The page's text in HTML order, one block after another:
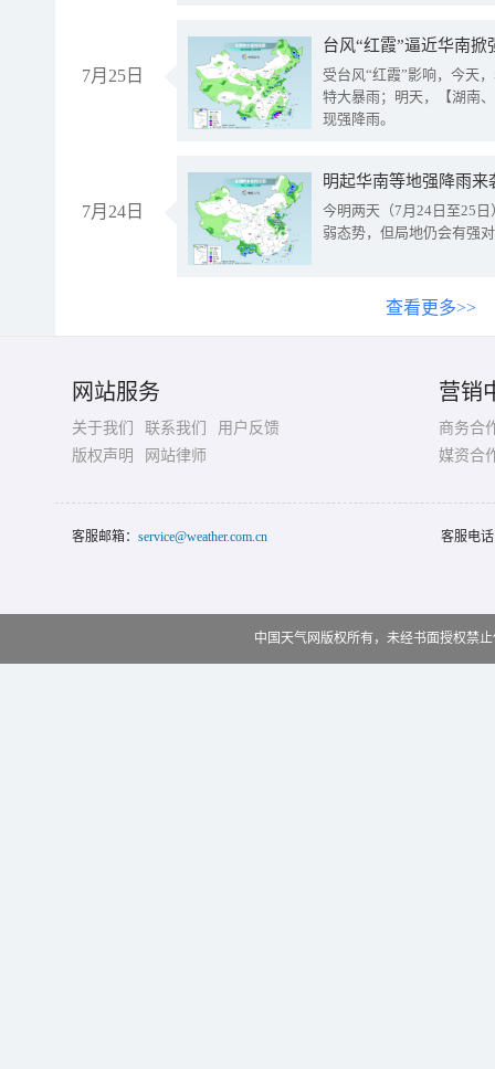
7月25日
台风“红霞”逼近华南
受台风“红霞”影响，今天
特大暴雨；明天，【湖南
现强降雨。
7月24日
明起华南等地强降雨
今明两天（7月24日至25
弱态势，但局地仍会有强
查看更多>>
网站服务
关于我们 联系我们
用户反馈
版权声明
网站律师
营销
商务合
媒资合
客服邮箱： service@weather.com.cn 客服电
中国天气网版权所有，未经书面授权